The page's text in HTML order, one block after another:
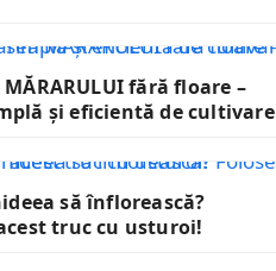
fără floare –
și eficientă de cultivare
să înflorească?
truc cu usturoi!